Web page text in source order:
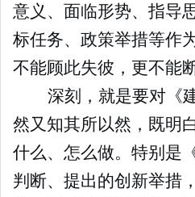
意义、面临形势、指导
标任务、政策举措等作
不能顾此失彼，更不能
深刻，就是要对《
然又知其所以然，既明
什么、怎么做。特别是
判断、提出的创新举措